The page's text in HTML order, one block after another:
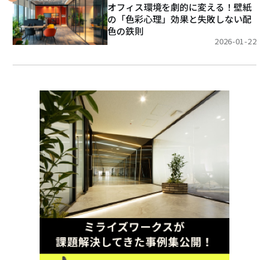
オフィス環境を劇的に変える！壁紙
の「色彩心理」効果と失敗しない配
色の鉄則
2026-01-22